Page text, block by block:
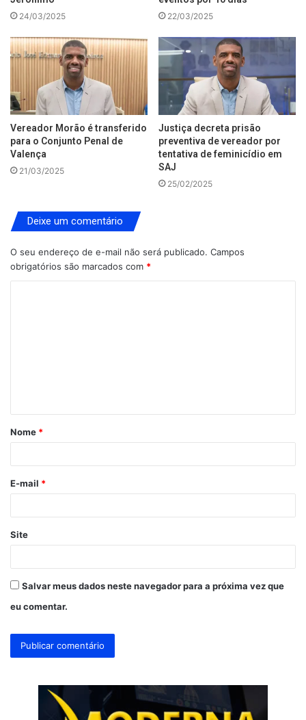
24/03/2025 22/03/2025
Vereador Morão é transferido
para o Conjunto Penal de
Valença
21/03/2025
Justiça decreta prisão
preventiva de vereador por
tentativa de feminicídio em
SAJ
25/02/2025
Deixe um comentário
O seu endereço de e-mail não será publicado. Campos
obrigatórios são marcados com *
á
r
*
Nome *
E-mail *
Site
Salvar meus dados neste navegador para a próxima vez que
eu comentar.